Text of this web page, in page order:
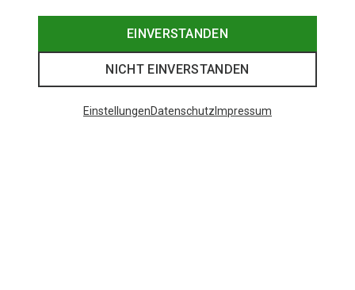
EINVERSTANDEN
NICHT EINVERSTANDEN
EinstellungenDatenschutz Impressum